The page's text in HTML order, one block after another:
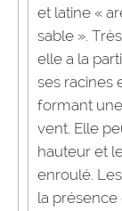
et latine «
sable ».
elle a la
ses racines
formant
vent. Elle
hauteur et
enroulé.
la présence